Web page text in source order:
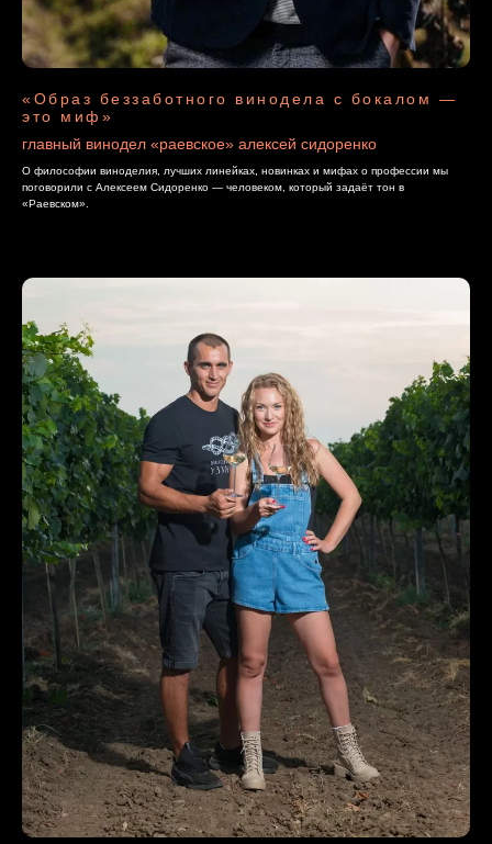
«Образ беззаботного винодела с бокалом —
это миф»
главный винодел «раевское» алексей сидоренко
O философии виноделия, лучших линейках, новинках и мифах о профессии мы
поговорили с Алексеем Сидоренко — человеком, который задаёт тон в
«Раевском».